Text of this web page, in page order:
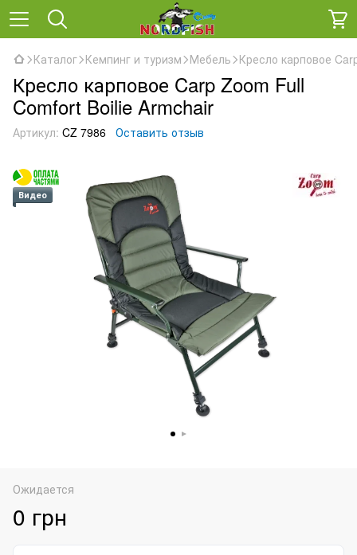
Каталог Кемпинг и туризм Мебель Кресло карповое
Кресло карповое Carp Zoom Full
Comfort Boilie Armchair
Артикул: CZ 7986 Оставить отзыв
Видео
Ожидается
0 грн